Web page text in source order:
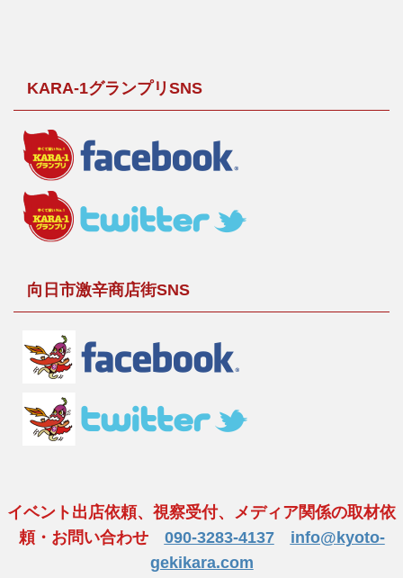
KARA-1グランプリSNS
向日市激辛商店街SNS
イベント出店依頼、視察受付、メディア関係の取材依
頼・お問い合わせ 090-3283-4137
info@kyoto-
gekikara.com